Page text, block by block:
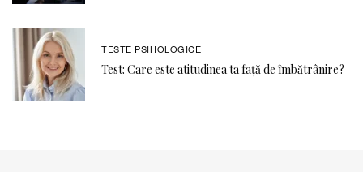
TESTE PSIHOLOGICE
Test: Care este atitudinea ta față de îmbătrânire?